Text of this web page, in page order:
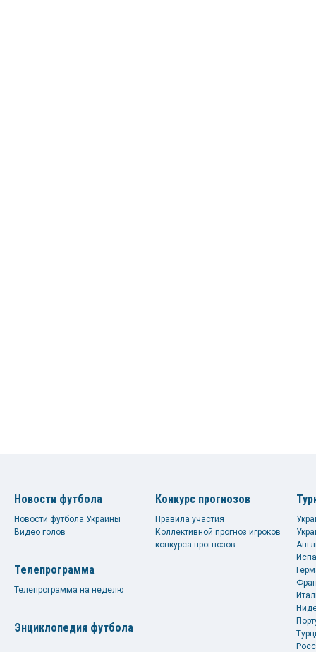
Новости футбола
Новости футбола Украины
Видео голов
Телепрограмма
Телепрограмма на неделю
Энциклопедия футбола
Конкурс прогнозов
Правила участия
Коллективной прогноз игроков
конкурса прогнозов